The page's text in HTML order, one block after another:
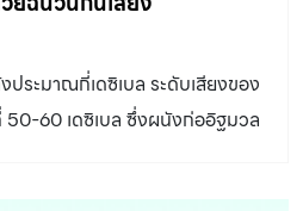
ระมาณกี่เดซิเบล ระดับเสียงของ
60 เดซิเบล ซึ่งผนังก่ออิฐมวล
ฝั่งและต้องการความเงียบสงบ